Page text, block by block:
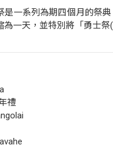
是一系列為期四個月的祭
為一天，並特別將「勇士祭
禮